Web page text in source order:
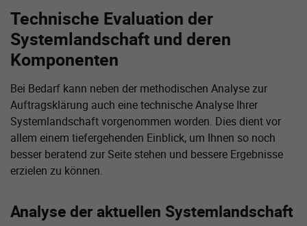
Technische Evaluation der
Systemlandschaft und deren
Komponenten
Bei Bedarf kann neben der methodischen Analyse zur
Auftragsklärung auch eine technische Analyse Ihrer
Systemlandschaft vorgenommen worden. Dies dient vor
allem einem tiefergehenden Einblick, um Ihnen so noch
besser beratend zur Seite stehen und bessere Ergebnisse
erzielen zu können.
Analyse der aktuellen Systemlandschaft